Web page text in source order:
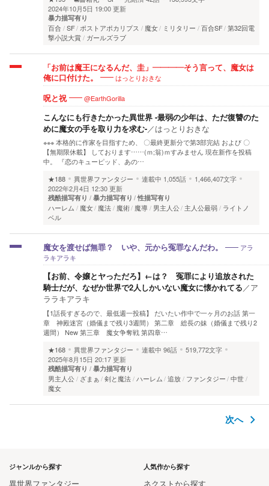
2024年10月5日 19:00 更新
暴力描写有り
百合 SF ポストアポカリプス 魔女 ミリタリー 百合SF 第32回電
撃小説大賞
ガールズラブ
「お前は魔王になるんだ、圭」――――そう言って、魔女は
俺に口付けた。
はっとりおきな
呪と祝 @EarthGorilla
こんなにも行きたかった異世界 -最弱の少年は、ただ復讐のた
めに魔女の手を取り力を求む-／はっとりおきな
※※※ 本格的に作家を目指すため、 〇最終更新分で第3部完結 および 〇
【無期限休載】 しております……(ｍ;翁)ｍすみません 現在新作を投稿
中。 『恋のキューピッド、あの…
★188
異世界ファンタジー 連載中 1,055話
1,466,407文字
2022年2月4日 12:30 更新
残酷描写有り 暴力描写有り 性描写有り
ハーレム 魔女 魔法 魔術 魔導 男主人公 主人公最弱
ライトノ
ベル
魔女を渡せば無罪？ いや、元から冤罪なんだわ。
アラ
ラキアラキ
【お前、令嬢とヤっただろ】←は？ 冤罪により追放された
騎士だが、なぜか世界で2人しかいない魔女に懐かれてる／ア
ララキアラキ
【1話長すぎるので、最低週一投稿】 だいたい作中で一ヶ月のお話 第一
章 神殿迷宮（婚儀まで残り3週間） 第二章 総長の妹（婚儀まで残り2
週間） New 第三章 魔女争奪戦 第四章…
★168
異世界ファンタジー 連載中 96話
519,772文字
2025年8月15日 20:17 更新
残酷描写有り 暴力描写有り
男主人公 ざまぁ 剣と魔法 ハーレム 追放 ファンタジー 中世
魔女
次へ
人気作から探す
ネクストから探す
ジャンルから探す
異世界ファンタジー